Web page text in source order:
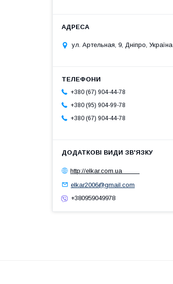
ул. Артельная, 9, Дніпро, Україна
+380 (67) 904-44-78
+380 (95) 904-99-78
+380 (67) 904-44-78
http://elkar.com.ua
elkar2006@gmail.com
+380959049978